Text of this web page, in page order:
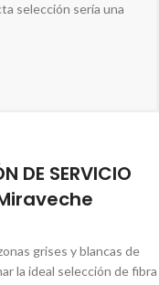
selección sería una
DE SERVICIO
Miraveche
grises y blancas de
la ideal selección de fibra